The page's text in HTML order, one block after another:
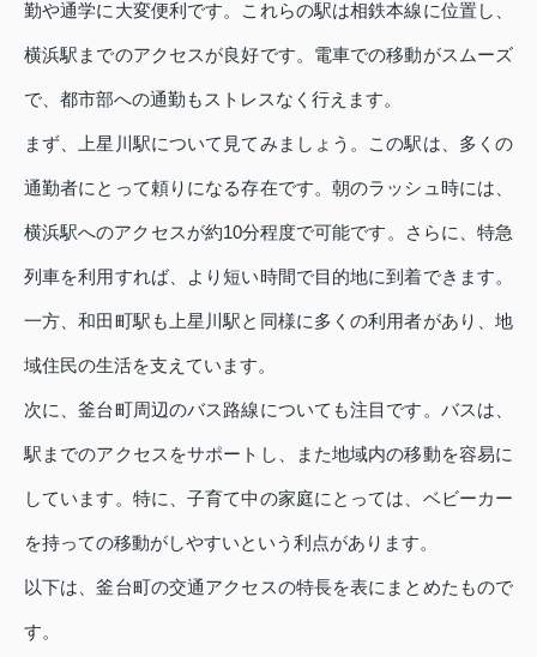
勤や通学に大変便利です。これらの駅は相鉄本線に位置し、
横浜駅までのアクセスが良好です。電車での移動がスムーズ
で、都市部への通勤もストレスなく行えます。
まず、上星川駅について見てみましょう。この駅は、多くの
通勤者にとって頼りになる存在です。朝のラッシュ時には、
横浜駅へのアクセスが約10分程度で可能です。さらに、特急
列車を利用すれば、より短い時間で目的地に到着できます。
一方、和田町駅も上星川駅と同様に多くの利用者があり、地
域住民の生活を支えています。
次に、釜台町周辺のバス路線についても注目です。バスは、
駅までのアクセスをサポートし、また地域内の移動を容易に
しています。特に、子育て中の家庭にとっては、ベビーカー
を持っての移動がしやすいという利点があります。
以下は、釜台町の交通アクセスの特長を表にまとめたもので
す。